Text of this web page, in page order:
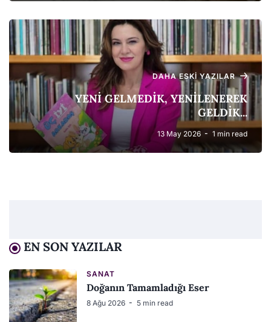
DAHA ESKI YAZILAR
YENİ GELMEDİK, YENİLENEREK
GELDİK...
13 May 2026 1 min read
EN SON YAZILAR
SANAT
Doğanın Tamamladığı Eser
8 Ağu 2026 5 min read